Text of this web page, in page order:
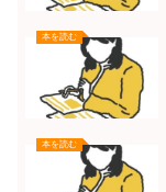
本を読む
本を読む